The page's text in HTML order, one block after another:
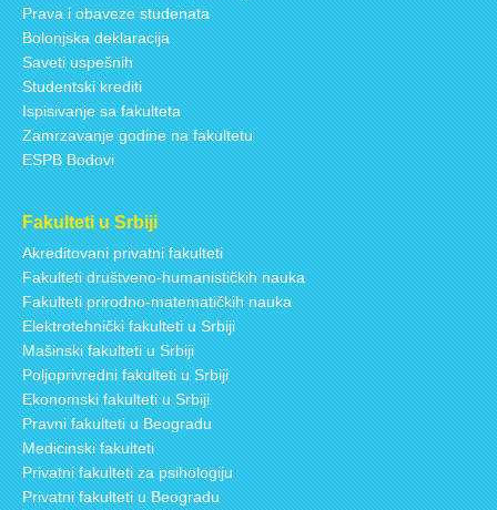
Prava i obaveze studenata
Bolonjska deklaracija
Saveti uspešnih
Studentski krediti
Ispisivanje sa fakulteta
Zamrzavanje godine na fakultetu
ESPB Bodovi
Fakulteti u Srbiji
Akreditovani privatni fakulteti
Fakulteti društveno-humanističkih nauka
Fakulteti prirodno-matematičkih nauka
Elektrotehnički fakulteti u Srbiji
Mašinski fakulteti u Srbiji
Poljoprivredni fakulteti u Srbiji
Ekonomski fakulteti u Srbiji
Pravni fakulteti u Beogradu
Medicinski fakulteti
Privatni fakulteti za psihologiju
Privatni fakulteti u Beogradu